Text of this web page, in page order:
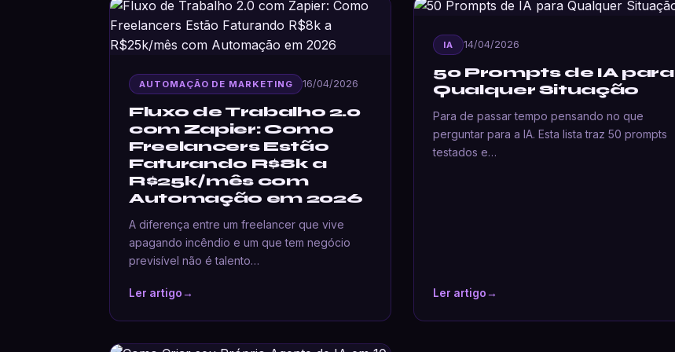
AUTOMAÇÃO DE MARKETING 16/04/2026
Fluxo de Trabalho 2.0
com Zapier: Como
Freelancers Estão
Faturando R$8k a
R$25k/mês com
Automação em 2026
A diferença entre um freelancer que vive
apagando incêndio e um que tem negócio
previsível não é talento…
Ler artigo→
IA 14/04/2026
50 Prompts de IA para
Qualquer Situação
Para de passar tempo pensando no que
perguntar para a IA. Esta lista traz 50 prompts
testados e…
Ler artigo→